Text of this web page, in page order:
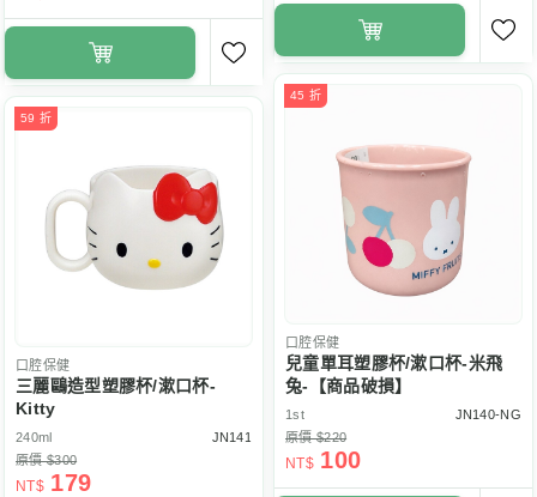
45 折
口腔保健
兒童單耳塑膠杯/漱口杯-米飛
兔-【商品破損】
1st
JN140-NG
原價 $220
NT$ 100
59 折
口腔保健
三麗鷗造型塑膠杯/漱口杯-
Kitty
240ml
JN141
原價 $300
NT$ 179